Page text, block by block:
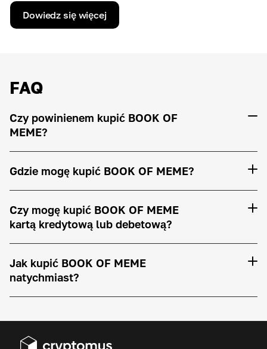
Dowiedz się więcej
FAQ
Czy powinienem kupić BOOK OF
MEME?
Gdzie mogę kupić BOOK OF MEME?
Czy mogę kupić BOOK OF MEME
kartą kredytową lub debetową?
Jak kupić BOOK OF MEME
natychmiast?